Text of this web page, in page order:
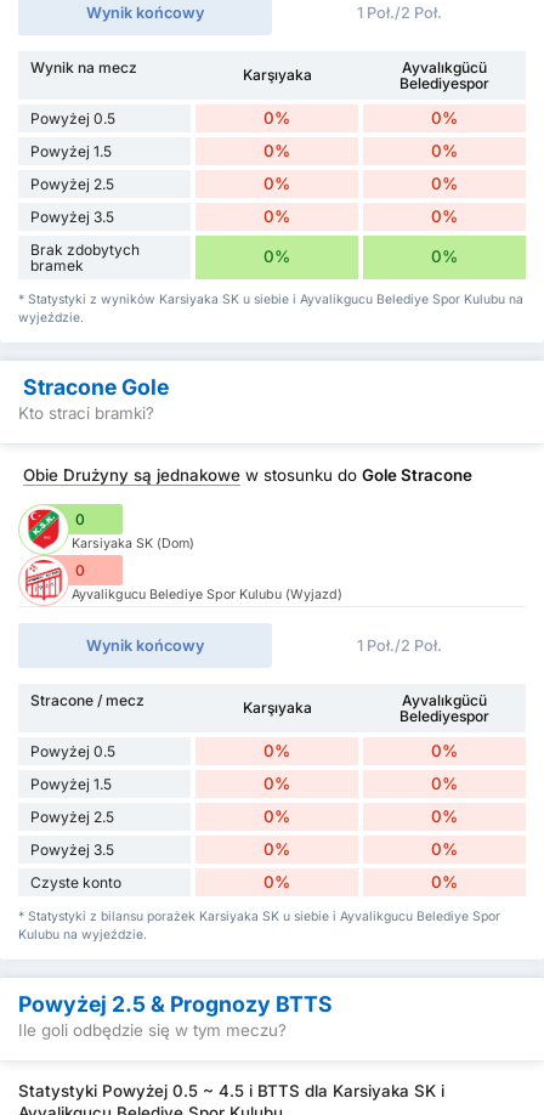
Wynik końcowy 1 Poł./2 Poł.
Wynik na mecz Karşıyaka
Ayvalıkgücü
Belediyespor
Powyżej 0.5
0% 0%
Powyżej 1.5 0% 0%
Powyżej 2.5 0% 0%
Powyżej 3.5 0% 0%
Brak zdobytych
bramek
0% 0%
* Statystyki z wyników Karsiyaka SK u siebie i Ayvalikgucu Belediye Spor Kulubu na
wyjeździe.
Stracone Gole
Kto straci bramki?
Obie Drużyny są jednakowe w stosunku do Gole Stracone
0
Karsiyaka SK (Dom)
0
Ayvalikgucu Belediye Spor Kulubu (Wyjazd)
Wynik końcowy 1 Poł./2 Poł.
Stracone / mecz Karşıyaka
Ayvalıkgücü
Belediyespor
Powyżej 0.5
0% 0%
Powyżej 1.5 0% 0%
Powyżej 2.5 0% 0%
Powyżej 3.5 0% 0%
Czyste konto 0% 0%
* Statystyki z bilansu porażek Karsiyaka SK u siebie i Ayvalikgucu Belediye Spor
Kulubu na wyjeździe.
Powyżej 2.5 & Prognozy BTTS
Ile goli odbędzie się w tym meczu?
Statystyki Powyżej 0.5 ~ 4.5 i BTTS dla Karsiyaka SK i